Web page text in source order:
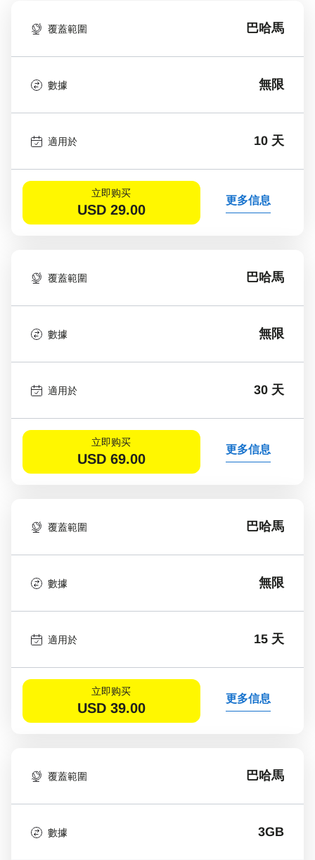
覆蓋範圍 巴哈馬
數據 無限
適用於 10 天
立即购买
USD 29.00
更多信息
覆蓋範圍 巴哈馬
數據 無限
適用於 30 天
立即购买
USD 69.00
更多信息
覆蓋範圍 巴哈馬
數據 無限
適用於 15 天
立即购买
USD 39.00
更多信息
覆蓋範圍 巴哈馬
數據 3GB